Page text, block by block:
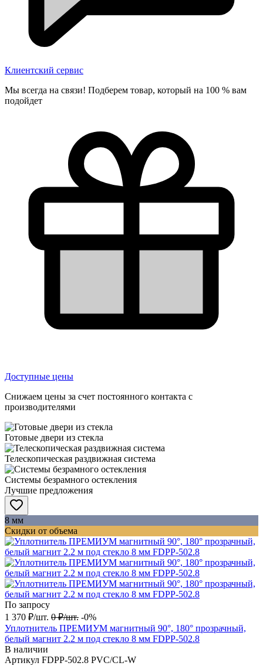
Клиентский сервис
Мы всегда на связи! Подберем товар, который на 100 % вам
подойдет
Доступные цены
Снижаем цены за счет постоянного контакта с
производителями
Готовые двери из стекла
Телескопическая раздвижная система
Системы безрамного остекления
Лучшие предложения
8 мм
Скидки от объема
По запросу
1 370 ₽/шт. 0 ₽/шт. -0%
Уплотнитель ПРЕМИУМ магнитный 90°, 180° прозрачный,
белый магнит 2.2 м под стекло 8 мм FDPP-502.8
В наличии
Артикул FDPP-502.8 PVC/CL-W